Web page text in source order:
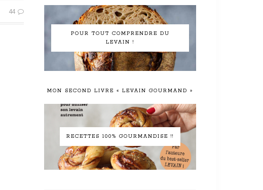
44
POUR TOUT COMPRENDRE DU
LEVAIN !
MON SECOND LIVRE « LEVAIN GOURMAND »
RECETTES 100% GOURMANDISE !!